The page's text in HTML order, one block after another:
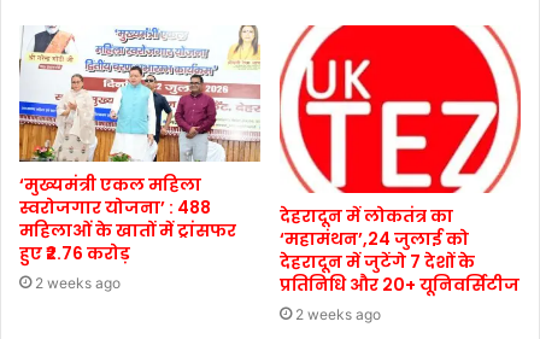
‘मुख्यमंत्री एकल महिला
स्वरोजगार योजना’ : 488
महिलाओं के खातों में ट्रांसफर
हुए ₹2.76 करोड़
2 weeks ago
देहरादून में लोकतंत्र का
‘महामंथन’,24 जुलाई को
देहरादून में जुटेंगे 7 देशों के
प्रतिनिधि और 20+ यूनिवर्सिटीज
2 weeks ago